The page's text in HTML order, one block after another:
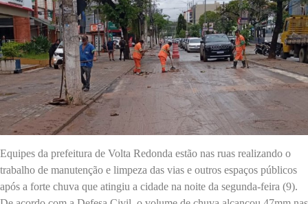
Equipes da prefeitura de Volta Redonda estão nas ruas realizando o
trabalho de manutenção e limpeza das vias e outros espaços públicos
após a forte chuva que atingiu a cidade na noite da segunda-feira (9).